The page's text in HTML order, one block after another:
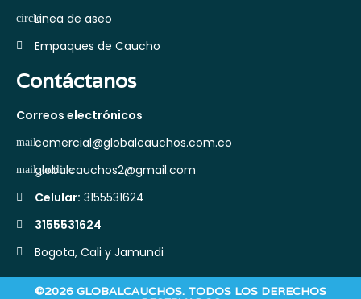
Linea de aseo
Empaques de Caucho
Contáctanos
Correos electrónicos
comercial@globalcauchos.com.co
globalcauchos2@gmail.com
Celular: 3155531624
3155531624
Bogota, Cali y Jamundi
©2026 GLOBALCAUCHOS. TODOS LOS DERECHOS